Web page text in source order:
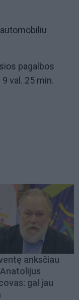
pagalbos
val. 25 min.
anksčiau
gal jau